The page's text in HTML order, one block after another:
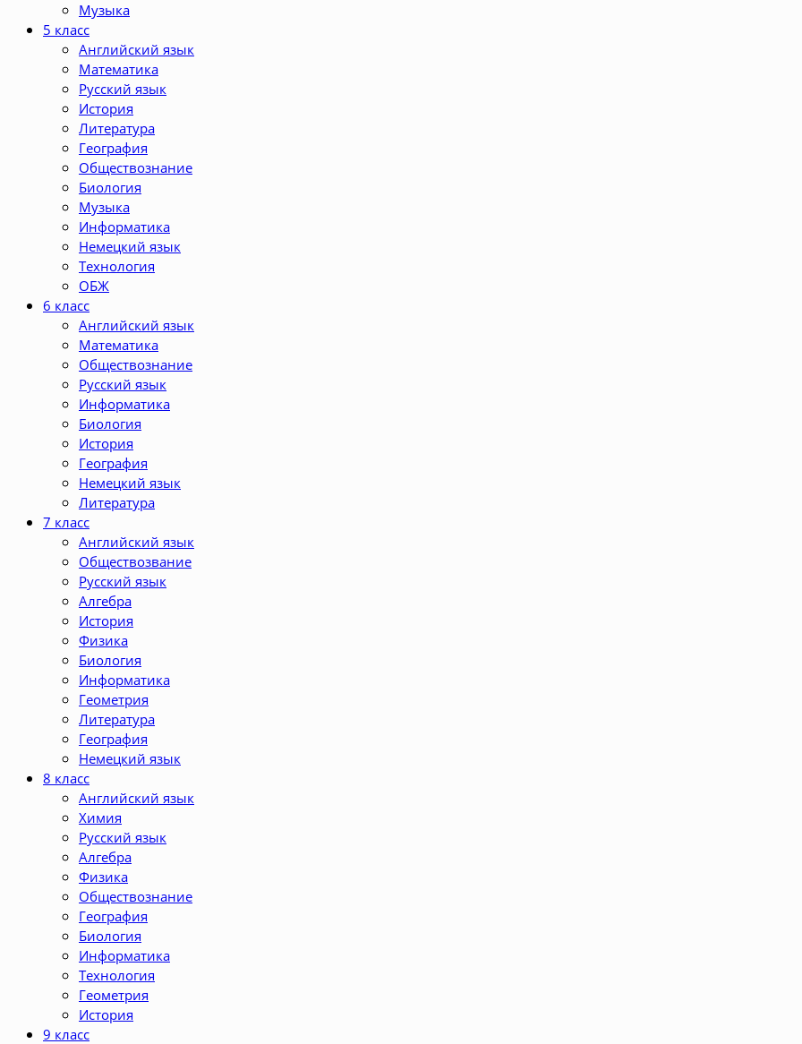
Музыка
5 класс
Английский язык
Математика
Русский язык
История
Литература
География
Обществознание
Биология
Музыка
Информатика
Немецкий язык
Технология
ОБЖ
6 класс
Английский язык
Математика
Обществознание
Русский язык
Информатика
Биология
История
География
Немецкий язык
Литература
7 класс
Английский язык
Обществозвание
Русский язык
Алгебра
История
Физика
Биология
Информатика
Геометрия
Литература
География
Немецкий язык
8 класс
Английский язык
Химия
Русский язык
Алгебра
Физика
Обществознание
География
Биология
Информатика
Технология
Геометрия
История
9 класс